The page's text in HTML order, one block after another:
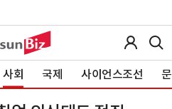
사회 국제 사이언스조선